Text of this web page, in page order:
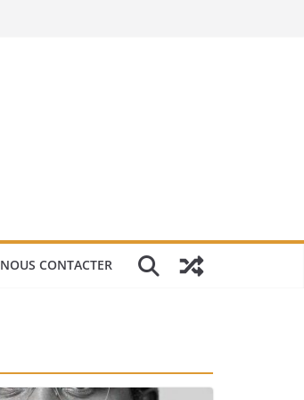
NOUS CONTACTER